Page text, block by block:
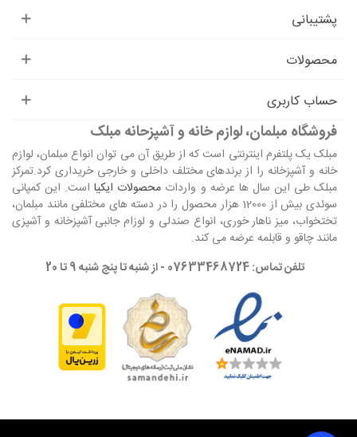
پشتیبانی
محصولات
حساب کاربری
فروشگاه مبلمان، لوازم خانه و آشپزحانه مبلک
مبلک یک پلتفرم اینترنتی است که از طریق آن می توان انواع مبلمان، لوازم
خانه و آشپزخانه را از برندهای مختلف داخلی و خارجی خریداری کرد.تمرکز
مبلک طی این سال ها عرضه و واردات محصولات ایکیااست. این کمپانی
سوئدی بیش از 12000 هزار محصول را در دسته های مختلفی مانند مبلمان،
تختخواب، میز ناهار خوری، انواع صندلی و لوزام جانبی آشپزخانه و آشپزی
مانند چاقو و قابلمه عرضه می کند.
تلفن تماس: 07633468724 - از شنبه تا پنج شنبه 9 تا 20